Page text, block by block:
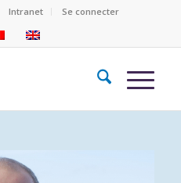
Intranet Se connecter